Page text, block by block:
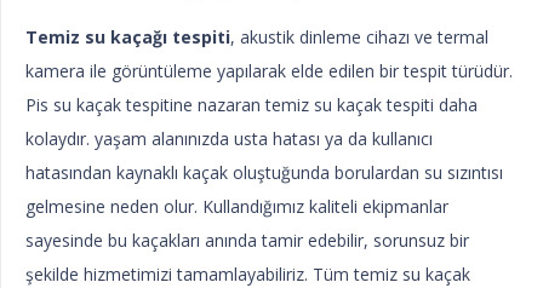
Temiz su kaçağı tespiti, akustik dinleme cihazı ve termal
kamera ile görüntüleme yapılarak elde edilen bir tespit türüdür.
Pis su kaçak tespitine nazaran temiz su kaçak tespiti daha
kolaydır. yaşam alanınızda usta hatası ya da kullanıcı
hatasından kaynaklı kaçak oluştuğunda borulardan su sızıntısı
gelmesine neden olur. Kullandığımız kaliteli ekipmanlar
sayesinde bu kaçakları anında tamir edebilir, sorunsuz bir
şekilde hizmetimizi tamamlayabiliriz. Tüm temiz su kaçak